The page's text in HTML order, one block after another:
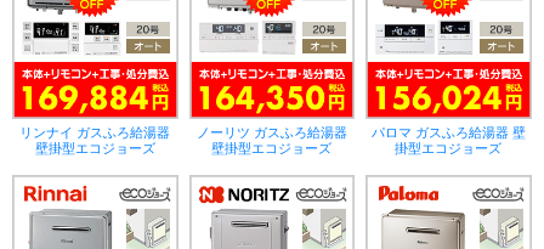
リンナイ ガスふろ給湯器
壁掛型エコジョーズ
ノーリツ ガスふろ給湯器
壁掛型エコジョーズ
パロマ ガスふろ給湯器 壁
掛型エコジョーズ